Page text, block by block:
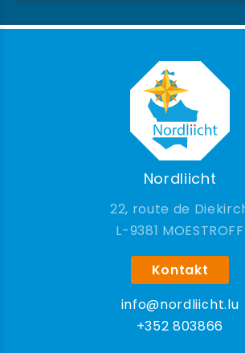
Nordliicht
22, route de
9381 MOESTROFF
Kontakt
info@nordliicht.lu
+352 803866